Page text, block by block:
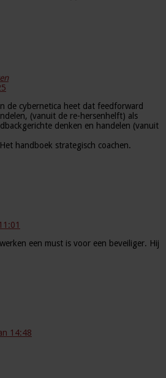
de cybernetica heet dat feedforward
(vanuit de re-hersenhelft) als
denken en handelen (vanuit
handboek strategisch coachen.
een must is voor een beveiliger. Hij
14:48